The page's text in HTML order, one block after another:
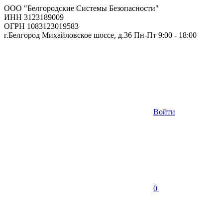
ООО "Белгородские Системы Безопасности"
ИНН 3123189009
ОГРН 1083123019583
г.Белгород Михайловское шоссе, д.36 Пн-Пт 9:00 - 18:00
Войти
0